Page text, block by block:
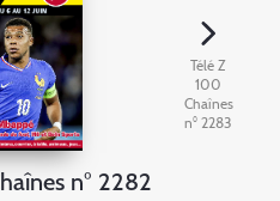
n° 2282
Télé Z
100
Chaînes
n° 2283